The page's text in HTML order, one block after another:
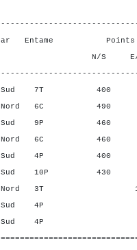
Entame Points
N/S E/O
7T 400
6C 490
9P 460
Nord 6C 460
4P 400
10P 430
3T 100
Sud 4P 50
Sud 4P 50